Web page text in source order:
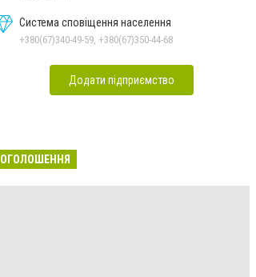
Система сповіщення населення
+380(67)340-49-59, +380(67)350-44-68
Додати підприємство
ОГОЛОШЕННЯ